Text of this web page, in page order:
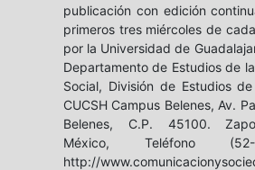
publicación con edición
primeros tres miércoles de
por la Universidad de
Departamento de Estudios de
Social, División de Estudios
CUCSH Campus Belenes, Av.
Belenes, C.P. 45100.
México, Teléfono (52-
http://